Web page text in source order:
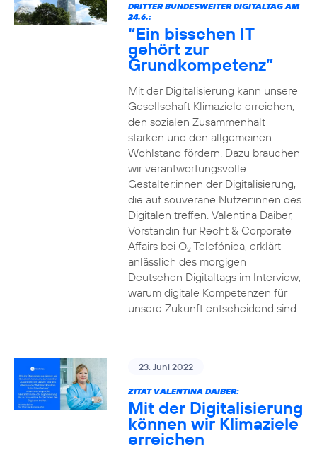
DRITTER BUNDESWEITER DIGITALTAG AM
24.6.:
“Ein bisschen IT
gehört zur
Grundkompetenz”
Mit der Digitalisierung kann unsere
Gesellschaft Klimaziele erreichen,
den sozialen Zusammenhalt
stärken und den allgemeinen
Wohlstand fördern. Dazu brauchen
wir verantwortungsvolle
Gestalter:innen der Digitalisierung,
die auf souveräne Nutzer:innen des
Digitalen treffen. Valentina Daiber,
Vorständin für Recht & Corporate
Affairs bei O2Telefónica, erklärt
anlässlich des morgigen
Deutschen Digitaltags im Interview,
warum digitale Kompetenzen für
unsere Zukunft entscheidend sind.
23. Juni 2022
ZITAT VALENTINA DAIBER:
Mit der Digitalisierung
können wir Klimaziele
erreichen